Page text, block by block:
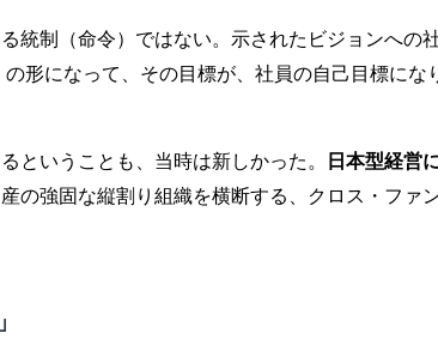
統制（命令）ではない。示されたビジョンへの
形になって、その目標が、社員の自己目標にな
ということも、当時は新しかった。
日本型経営
の強固な縦割り組織を横断する、クロス・ファ